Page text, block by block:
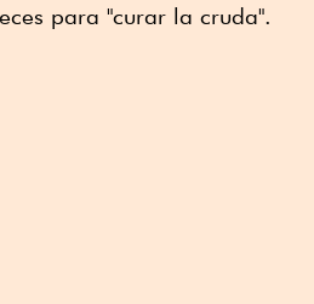
para "curar la cruda".